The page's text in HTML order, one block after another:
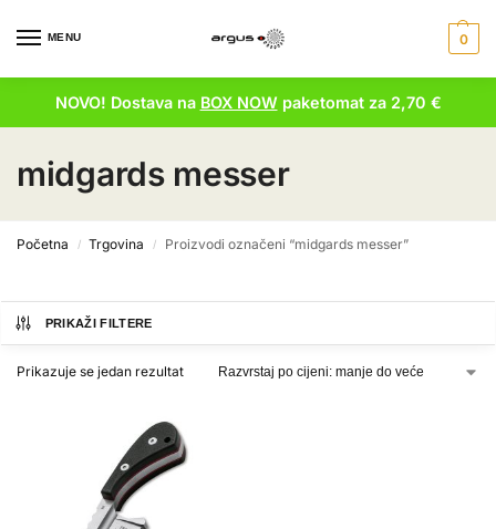
MENU 0
NOVO! Dostava na BOX NOWpaketomat za 2,70 €
midgards messer
Početna / Trgovina / Proizvodi označeni “midgards messer”
PRIKAŽI FILTERE
Prikazuje se jedan rezultat